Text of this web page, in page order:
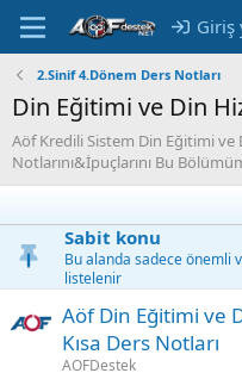
Giriş
2.Sinif 4.Dönem Ders Notları
Din Eğitimi ve Din
Aöf Kredili Sistem Din Eğitimi
Notlarını&İpuçlarını Bu
Sabit konu
Bu alanda sadece önemli
listelenir
Aöf Din Eğitimi ve
Kısa Ders Notları
AOFDestek